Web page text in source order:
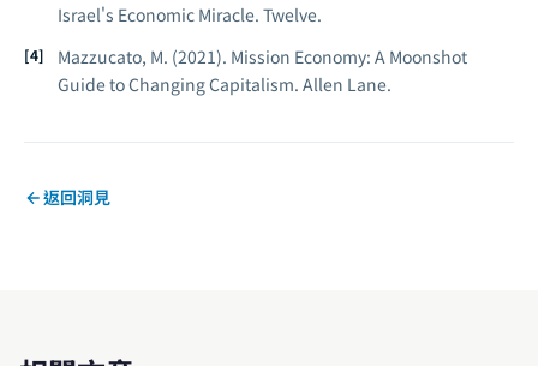
Israel's Economic Miracle. Twelve.
Mazzucato, M. (2021). Mission Economy: A Moonshot
Guide to Changing Capitalism. Allen Lane.
返回洞見